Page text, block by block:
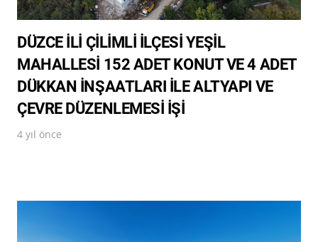
DÜZCE İLİ ÇİLİMLİ İLÇESİ YEŞİL
MAHALLESİ 152 ADET KONUT VE 4 ADET
DÜKKAN İNŞAATLARI İLE ALTYAPI VE
ÇEVRE DÜZENLEMESİ İŞİ
4 yıl önce